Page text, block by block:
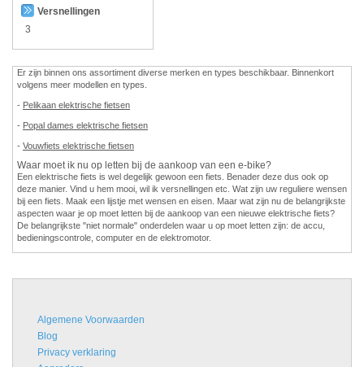
Versnellingen
3
Er zijn binnen ons assortiment diverse merken en types beschikbaar. Binnenkort
volgens meer modellen en types.
- Pelikaan elektrische fietsen
- Popal dames elektrische fietsen
- Vouwfiets elektrische fietsen
Waar moet ik nu op letten bij de aankoop van een e-bike?
Een elektrische fiets is wel degelijk gewoon een fiets. Benader deze dus ook op
deze manier. Vind u hem mooi, wil ik versnellingen etc. Wat zijn uw reguliere wensen
bij een fiets. Maak een lijstje met wensen en eisen. Maar wat zijn nu de belangrijkste
aspecten waar je op moet letten bij de aankoop van een nieuwe elektrische fiets?
De belangrijkste "niet normale" onderdelen waar u op moet letten zijn: de accu,
bedieningscontrole, computer en de elektromotor.
Algemene Voorwaarden
Blog
Privacy verklaring